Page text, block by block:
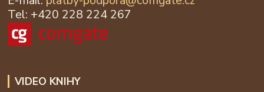
Tel: +420 228 224 267
VIDEO KNIHY